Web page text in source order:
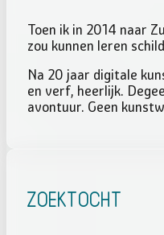
Toen ik in 2014 naar
zou kunnen leren
Na 20 jaar digitale
en verf, heerlijk.
avontuur. Geen
Zoektocht